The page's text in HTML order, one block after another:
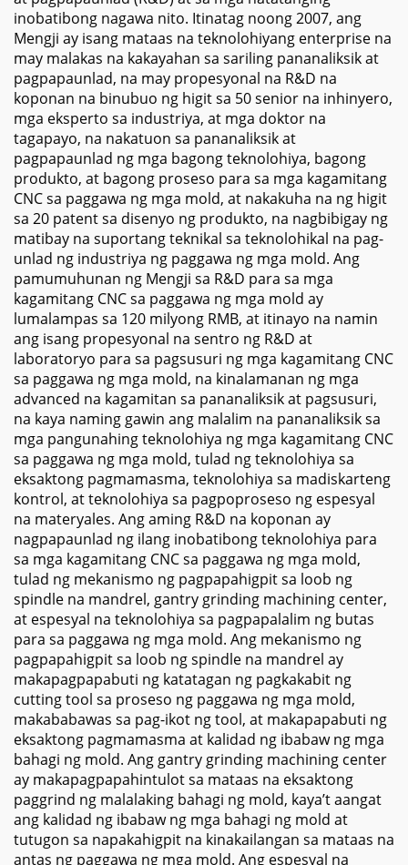
inobatibong nagawa nito. Itinatag noong 2007, ang
Mengji ay isang mataas na teknolohiyang enterprise na
may malakas na kakayahan sa sariling pananaliksik at
pagpapaunlad, na may propesyonal na R&D na
koponan na binubuo ng higit sa 50 senior na inhinyero,
mga eksperto sa industriya, at mga doktor na
tagapayo, na nakatuon sa pananaliksik at
pagpapaunlad ng mga bagong teknolohiya, bagong
produkto, at bagong proseso para sa mga kagamitang
CNC sa paggawa ng mga mold, at nakakuha na ng higit
sa 20 patent sa disenyo ng produkto, na nagbibigay ng
matibay na suportang teknikal sa teknolohikal na pag-
unlad ng industriya ng paggawa ng mga mold. Ang
pamumuhunan ng Mengji sa R&D para sa mga
kagamitang CNC sa paggawa ng mga mold ay
lumalampas sa 120 milyong RMB, at itinayo na namin
ang isang propesyonal na sentro ng R&D at
laboratoryo para sa pagsusuri ng mga kagamitang CNC
sa paggawa ng mga mold, na kinalamanan ng mga
advanced na kagamitan sa pananaliksik at pagsusuri,
na kaya naming gawin ang malalim na pananaliksik sa
mga pangunahing teknolohiya ng mga kagamitang CNC
sa paggawa ng mga mold, tulad ng teknolohiya sa
eksaktong pagmamasma, teknolohiya sa madiskarteng
kontrol, at teknolohiya sa pagpoproseso ng espesyal
na materyales. Ang aming R&D na koponan ay
nagpapaunlad ng ilang inobatibong teknolohiya para
sa mga kagamitang CNC sa paggawa ng mga mold,
tulad ng mekanismo ng pagpapahigpit sa loob ng
spindle na mandrel, gantry grinding machining center,
at espesyal na teknolohiya sa pagpapalalim ng butas
para sa paggawa ng mga mold. Ang mekanismo ng
pagpapahigpit sa loob ng spindle na mandrel ay
makapagpapabuti ng katatagan ng pagkakabit ng
cutting tool sa proseso ng paggawa ng mga mold,
makababawas sa pag-ikot ng tool, at makapapabuti ng
eksaktong pagmamasma at kalidad ng ibabaw ng mga
bahagi ng mold. Ang gantry grinding machining center
ay makapagpapahintulot sa mataas na eksaktong
paggrind ng malalaking bahagi ng mold, kaya’t aangat
ang kalidad ng ibabaw ng mga bahagi ng mold at
tutugon sa napakahigpit na kinakailangan sa mataas na
antas ng paggawa ng mga mold. Ang espesyal na